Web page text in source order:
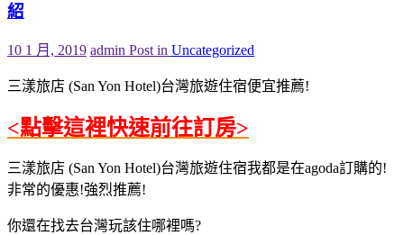
紹
10 1 月, 2019 admin Post in Uncategorized
三漾旅店 (San Yon Hotel)台灣旅遊住宿便宜推薦!
<點擊這裡快速前往訂房>
三漾旅店 (San Yon Hotel)台灣旅遊住宿我都是在agoda訂購的!
非常的優惠!強烈推薦!
你還在找去台灣玩該住哪裡嗎?